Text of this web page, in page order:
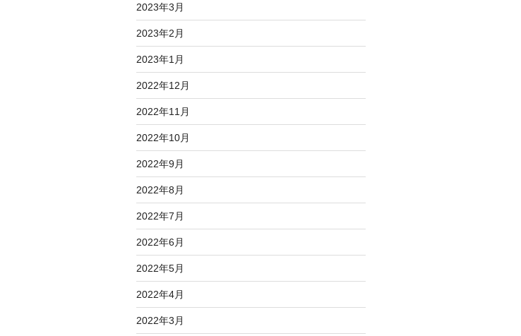
2023年3月
2023年2月
2023年1月
2022年12月
2022年11月
2022年10月
2022年9月
2022年8月
2022年7月
2022年6月
2022年5月
2022年4月
2022年3月